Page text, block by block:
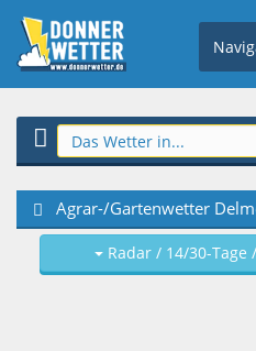
Agrar-/Gartenwetter
Radar / 14/30-